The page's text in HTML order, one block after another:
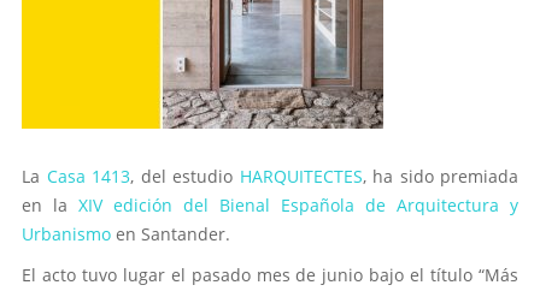
La Casa 1413, del estudio HARQUITECTES, ha sido premiada
en la XIV edición del Bienal Española de Arquitectura y
Urbanismo en Santander.
El acto tuvo lugar el pasado mes de junio bajo el título “Más